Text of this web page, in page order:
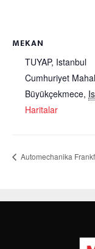
MEKAN
TUYAP, Istanbul
Cumhuriyet
Büyükçekmece,
Haritalar
Automechanika